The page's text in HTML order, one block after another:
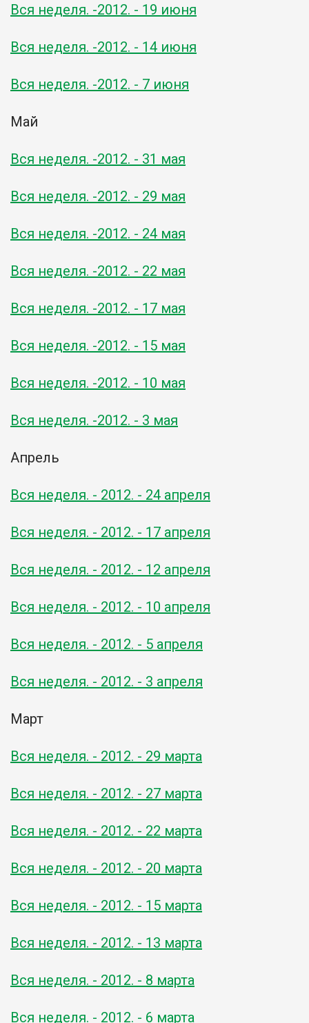
Вся неделя. -2012. - 19 июня
Вся неделя. -2012. - 14 июня
Вся неделя. -2012. - 7 июня
Май
Вся неделя. -2012. - 31 мая
Вся неделя. -2012. - 29 мая
Вся неделя. -2012. - 24 мая
Вся неделя. -2012. - 22 мая
Вся неделя. -2012. - 17 мая
Вся неделя. -2012. - 15 мая
Вся неделя. -2012. - 10 мая
Вся неделя. -2012. - 3 мая
Апрель
Вся неделя. - 2012. - 24 апреля
Вся неделя. - 2012. - 17 апреля
Вся неделя. - 2012. - 12 апреля
Вся неделя. - 2012. - 10 апреля
Вся неделя. - 2012. - 5 апреля
Вся неделя. - 2012. - 3 апреля
Март
Вся неделя. - 2012. - 29 марта
Вся неделя. - 2012. - 27 марта
Вся неделя. - 2012. - 22 марта
Вся неделя. - 2012. - 20 марта
Вся неделя. - 2012. - 15 марта
Вся неделя. - 2012. - 13 марта
Вся неделя. - 2012. - 8 марта
Вся неделя. - 2012. - 6 марта